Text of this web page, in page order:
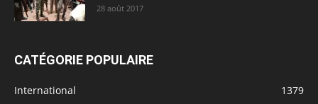
28 août 2017
CATÉGORIE POPULAIRE
International
1379